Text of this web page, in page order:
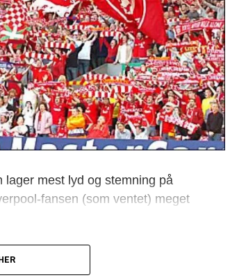
mest lyd og stemning på
fansen (som ventet) meget
hjemmebane